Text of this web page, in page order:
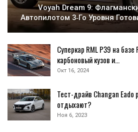
Voyah Dream 9:
Автопилотом 3‑го Уровня
Суперкар RML P39 на
карбоновый кузов и…
Окт 16, 2024
Тест-драйв Changan Eado
отдыхают?
Ноя 6, 2023